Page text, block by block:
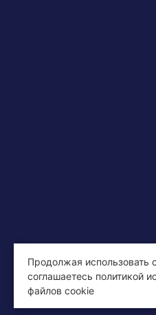
Продолжая использовать
соглашаетесь политикой
файлов cookie